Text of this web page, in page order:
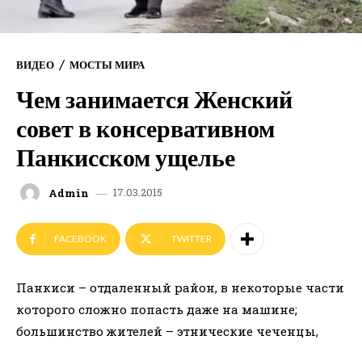
ВИДЕО МОСТЫ МИРА
Чем занимается Женский
совет в консервативном
Панкисском ущелье
Admin 17.03.2015
FACEBOOK TWITTER
Панкиси – отдаленный район, в некоторые части
которого сложно попасть даже на машине;
большинство жителей – этнические чеченцы,